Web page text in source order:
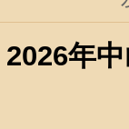
2026年